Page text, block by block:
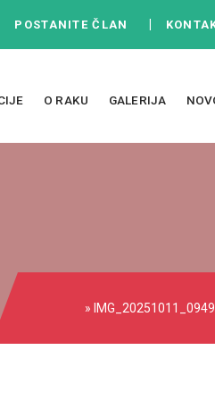
POSTANITE ČLAN
O RAKU GALERIJA
»